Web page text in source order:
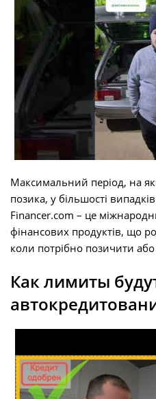
Максимальний період, на
позика, у більшості
Financer.com – це
фінансових продуктів, що
коли потрібно позичити
Как лимиты